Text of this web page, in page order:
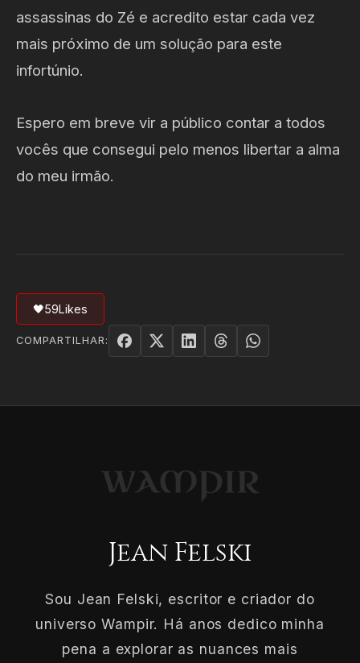
assassinas do Zé e acredito estar cada vez
mais próximo de um solução para este
infortúnio.
Espero em breve vir a público contar a todos
vocês que consegui pelo menos libertar a alma
do meu irmão.
🖤59Likes
COMPARTILHAR:
Jean Felski
Sou Jean Felski, escritor e criador do
universo Wampir. Há anos dedico minha
pena a explorar as nuances mais